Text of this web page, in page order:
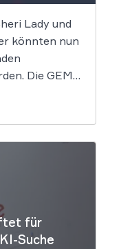
Lady und
könnten nun
Die GEMA
verteidigen.
populären KI-
für
Suche